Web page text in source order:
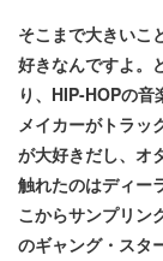
そこまで大きいこ
好きなんですよ。
り、HIP-HOPの
メイカーがトラッ
が大好きだし、オ
触れたのはディー
こからサンプリン
のギャング・スタ